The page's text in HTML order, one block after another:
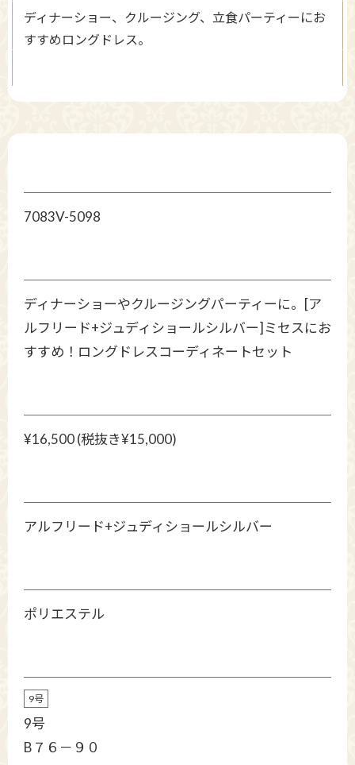
ディナーショー、クルージング、立食パーティーにお
すすめロングドレス。
7083V-5098
ディナーショーやクルージングパーティーに。[ア
ルフリード+ジュディショールシルバー]ミセスにお
すすめ！ロングドレスコーディネートセット
¥16,500 (税抜き¥15,000)
アルフリード+ジュディショールシルバー
ポリエステル
9号
9号
B７６－９０